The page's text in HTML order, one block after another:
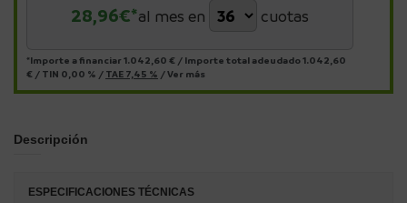
28,96€*al mes en cuotas
*Importe a financiar 1.042,60 € / Importe total adeudado1.042,60
€ / TIN 0,00 % / TAE 7,45 % /Ver más
Descripción
ESPECIFICACIONES TÉCNICAS